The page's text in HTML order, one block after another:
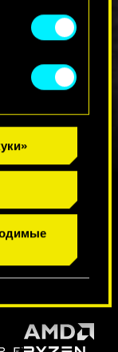
в меню